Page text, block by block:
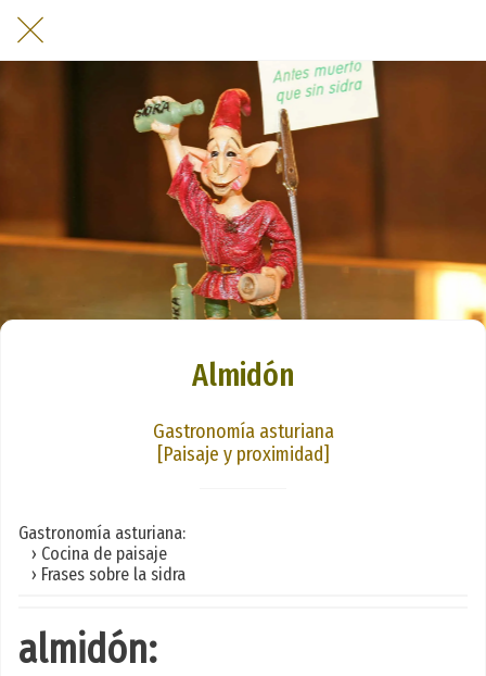
Almidón
Gastronomía asturiana
[Paisaje y proximidad]
Gastronomía asturiana:
› Cocina de paisaje
› Frases sobre la sidra
almidón: